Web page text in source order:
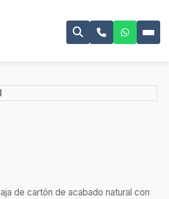
de cartón de acabado natural con